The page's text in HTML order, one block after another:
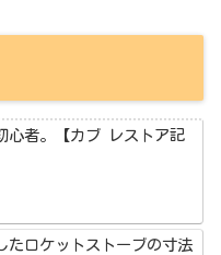
心者。【カブ レストア記
たロケットストーブの寸法